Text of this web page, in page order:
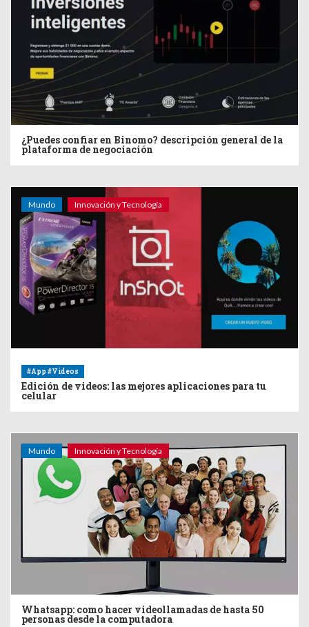
¿Puedes confiar en Binomo? descripción general de la
plataforma de negociación
Mundo Innovación y Tecnología
#App #Videos
Edición de videos: las mejores aplicaciones para tu
celular
Mundo Innovación y Tecnología
Whatsapp: como hacer videollamadas de hasta 50
personas desde la computadora